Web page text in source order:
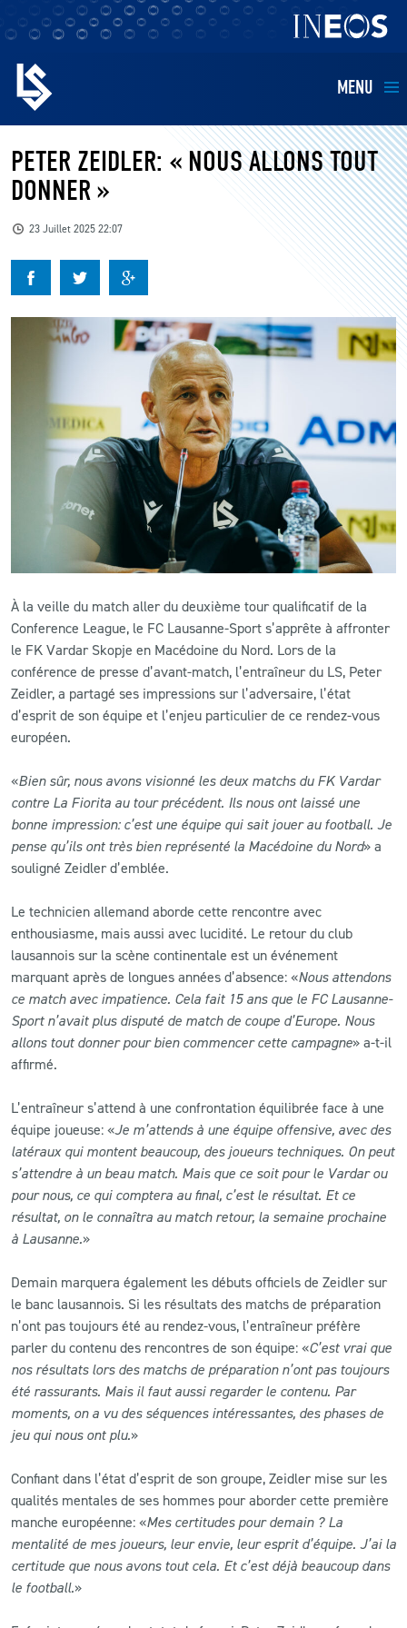
MENU
EQUIPES
BILLETTERIE
KIDS
BUSINESS
RESTAURATION
CLUB
CONTACT
L’APP DU LS
LS ACADEMY CAMPS
MATCH DES CELEBRITES
PRESSE ET MEDIAS
PETER ZEIDLER: « NOUS ALLONS TOUT
DONNER »
23 Juillet 2025 22:07
À la veille du match aller du deuxième tour qualificatif de la
Conference League, le FC Lausanne-Sport s’apprête à affronter
le FK Vardar Skopje en Macédoine du Nord. Lors de la
conférence de presse d’avant-match, l’entraîneur du LS, Peter
Zeidler, a partagé ses impressions sur l’adversaire, l’état
d’esprit de son équipe et l’enjeu particulier de ce rendez-vous
européen.
«Bien sûr, nous avons visionné les deux matchs du FK Vardar
contre La Fiorita au tour précédent. Ils nous ont laissé une
bonne impression: c’est une équipe qui sait jouer au football. Je
pense qu’ils ont très bien représenté la Macédoine du Nord» a
souligné Zeidler d’emblée.
Le technicien allemand aborde cette rencontre avec
enthousiasme, mais aussi avec lucidité. Le retour du club
lausannois sur la scène continentale est un événement
marquant après de longues années d’absence: «Nous attendons
ce match avec impatience. Cela fait 15 ans que le FC Lausanne-
Sport n’avait plus disputé de match de coupe d’Europe. Nous
allons tout donner pour bien commencer cette campagne» a-t-il
affirmé.
L’entraîneur s’attend à une confrontation équilibrée face à une
équipe joueuse: «Je m’attends à une équipe offensive, avec des
latéraux qui montent beaucoup, des joueurs techniques. On peut
s’attendre à un beau match. Mais que ce soit pour le Vardar ou
pour nous, ce qui comptera au final, c’est le résultat. Et ce
résultat, on le connaîtra au match retour, la semaine prochaine
à Lausanne.»
Demain marquera également les débuts officiels de Zeidler sur
le banc lausannois. Si les résultats des matchs de préparation
n’ont pas toujours été au rendez-vous, l’entraîneur préfère
parler du contenu des rencontres de son équipe: «C’est vrai que
nos résultats lors des matchs de préparation n’ont pas toujours
été rassurants. Mais il faut aussi regarder le contenu. Par
moments, on a vu des séquences intéressantes, des phases de
jeu qui nous ont plu.»
Confiant dans l’état d’esprit de son groupe, Zeidler mise sur les
qualités mentales de ses hommes pour aborder cette première
manche européenne: «Mes certitudes pour demain ? La
mentalité de mes joueurs, leur envie, leur esprit d’équipe. J’ai la
certitude que nous avons tout cela. Et c’est déjà beaucoup dans
le football.»